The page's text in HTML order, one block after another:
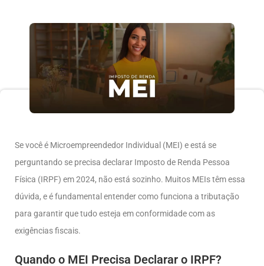
Se você é Microempreendedor Individual (MEI) e está se
perguntando se precisa declarar Imposto de Renda Pessoa
Física (IRPF) em 2024, não está sozinho. Muitos MEIs têm essa
dúvida, e é fundamental entender como funciona a tributação
para garantir que tudo esteja em conformidade com as
exigências fiscais.
Quando o MEI Precisa Declarar o IRPF?